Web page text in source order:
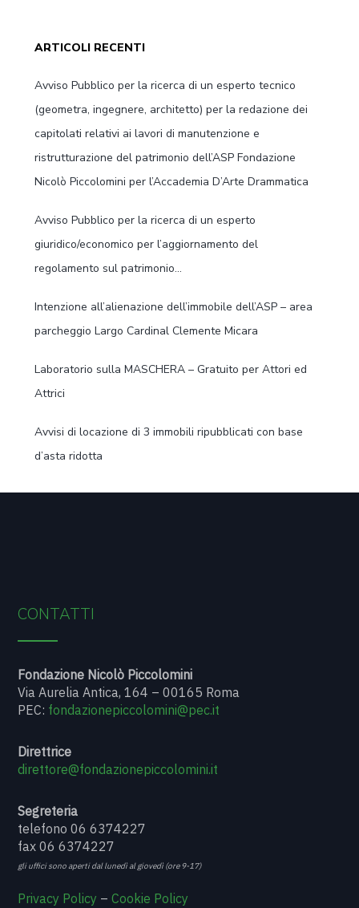
ARTICOLI RECENTI
Avviso Pubblico per la ricerca di un esperto tecnico
(geometra, ingegnere, architetto) per la redazione dei
capitolati relativi ai lavori di manutenzione e
ristrutturazione del patrimonio dell’ASP Fondazione
Nicolò Piccolomini per l’Accademia D’Arte Drammatica
Avviso Pubblico per la ricerca di un esperto
giuridico/economico per l’aggiornamento del
regolamento sul patrimonio…
Intenzione all’alienazione dell’immobile dell’ASP – area
parcheggio Largo Cardinal Clemente Micara
Laboratorio sulla MASCHERA – Gratuito per Attori ed
Attrici
Avvisi di locazione di 3 immobili ripubblicati con base
d’asta ridotta
CONTATTI
Fondazione Nicolò Piccolomini
Via Aurelia Antica, 164 – 00165 Roma
PEC: fondazionepiccolomini@pec.it
Direttrice
direttore@fondazionepiccolomini.it
Segreteria
telefono 06 6374227
fax 06 6374227
gli uffici sono aperti dal lunedì al giovedì (ore 9-17)
Privacy Policy –Cookie Policy